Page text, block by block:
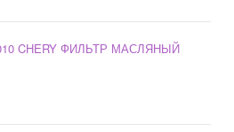
CHERY ФИЛЬТР МАСЛЯНЫЙ